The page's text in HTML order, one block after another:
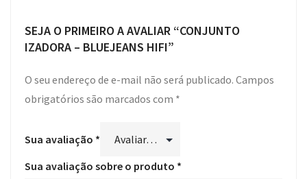
SEJA O PRIMEIRO A AVALIAR “CONJUNTO
IZADORA – BLUEJEANS HIFI”
O seu endereço de e-mail não será publicado. Campos
obrigatórios são marcados com *
Sua avaliação *
Sua avaliação sobre o produto *